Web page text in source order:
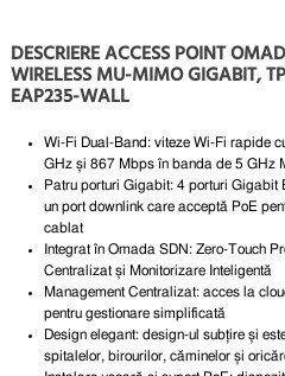
DESCRIERE ACCESS POINT
WIRELESS MU-MIMO GIGABIT,
EAP235-WALL
Wi-Fi Dual-Band:viteze Wi-Fi rapide
GHz și 867 Mbps în banda de 5 GHz
Patru porturi Gigabit:4 porturi Gigabit
un port downlink care acceptă PoE
cablat
Integrat în Omada SDN:Zero-Touch
Centralizat și Monitorizare Inteligentă
Management Centralizat:acces la
pentru gestionare simplificată
Design elegant:design-ul subțire și
spitalelor, birourilor, căminelor și